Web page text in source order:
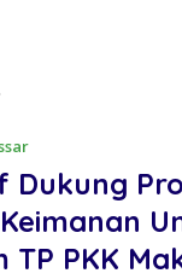
Dukung
TP PKK